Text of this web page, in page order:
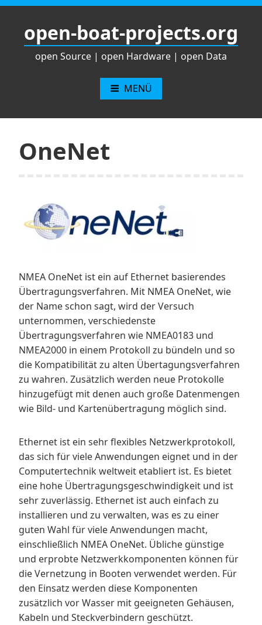
Zum
springenopen-boat-projects.org
open Source | open Hardware | open Data
MENÜ
OneNet
NMEA OneNet ist ein auf Ethernet basierendes
Übertragungsverfahren. Mit NMEA OneNet, wie
der Name schon sagt, wird der Versuch
unternommen, verschiedenste
Übertragungsverfahren wie NMEA0183 und
NMEA2000 in einem Protokoll zu bündeln und so
die Kompatibilität zu alten Übertagungsverfahren
zu wahren. Zusätzlich werden neue Protokolle
hinzugefügt mit denen auch große Datenmengen
wie Bild- und Kartenübertragung möglich sind.
Ethernet ist ein sehr flexibles Netzwerkprotokoll,
das sich für viele Anwendungen eignet und in der
Computertechnik weltweit etabliert ist. Es bietet
eine hohe Übertragungsgeschwindigkeit und ist
sehr zuverlässig. Ethernet ist auch einfach zu
installieren und zu verwalten, was es zu einer
guten Wahl für viele Anwendungen macht,
einschließlich NMEA OneNet. Übliche günstige
und erprobte Netzwerkkomponenten können für
die Vernetzung in Booten verwendet werden. Für
den Einsatz werden diese Komponenten
zusätzlich vor Wasser mit geeigneten Gehäusen,
Kabeln und Steckverbindern geschützt.